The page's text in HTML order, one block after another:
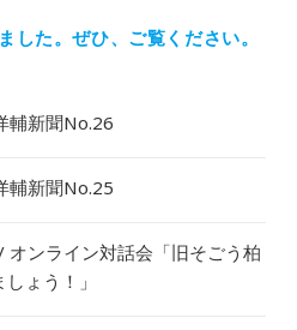
した。ぜひ、ご覧ください。
輔新聞No.26
輔新聞No.25
オンライン対話会「旧そごう柏
ょう！」